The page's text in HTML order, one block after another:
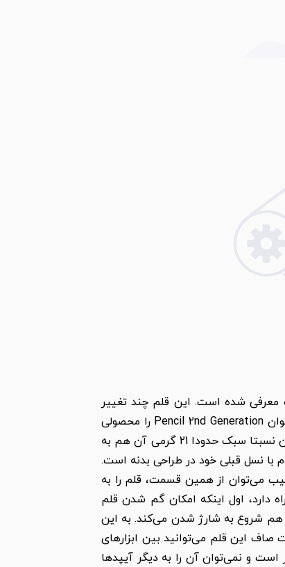
معرفی شده است. این قلم چند تغییر
اساسی از نظر ساختار و کارایی نسبت به نسل اول خود داشته و برخی از مشکلات بازر آن برطرف شده و از این رو می‌توان Pencil 2nd Generation را محصولی
تحسین شده خواند. بدنه این قلم همچنان پلاستیکی بوده و طول 16.6 سانتی‌متری با قطر کمتر از 1 سانتی‌متری دارد. وزن نسبتا سبک حدودا 21 گرمی آن هم به
با نسل قبلی خود در طراحی بدنه است.
می‌توان از همین قسمت، قلم را به
دارد، اول اینکه امکان گم شدن قلم
هم شروع به شارژ شدن می‌کند. به این
این قلم می‌توانید بین ابزارهای
است و نمی‌توان آن را به دیگر آیپدها